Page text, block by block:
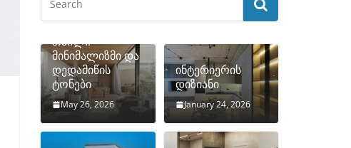
თბილი
მინიმალიზმი და
დედამიწის
ტონები
May 26, 2026
ინტერიერის
დიზიანი
January 24, 2026